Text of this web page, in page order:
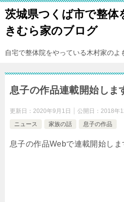
茨城県つくば市で整体
きむら家のブログ
自宅で整体院をやっている木村家のよ
息子の作品連載開始しま
更新日： 2020年9月1日 公開日： 2018年
ニュース
家族の話 息子の作品
息子の作品Webで連載開始し